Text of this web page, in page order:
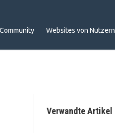
Community Websites von Nutzern
Verwandte Artikel